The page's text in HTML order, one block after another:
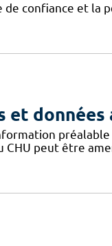
de confiance et la
et données
préalable
CHU peut être